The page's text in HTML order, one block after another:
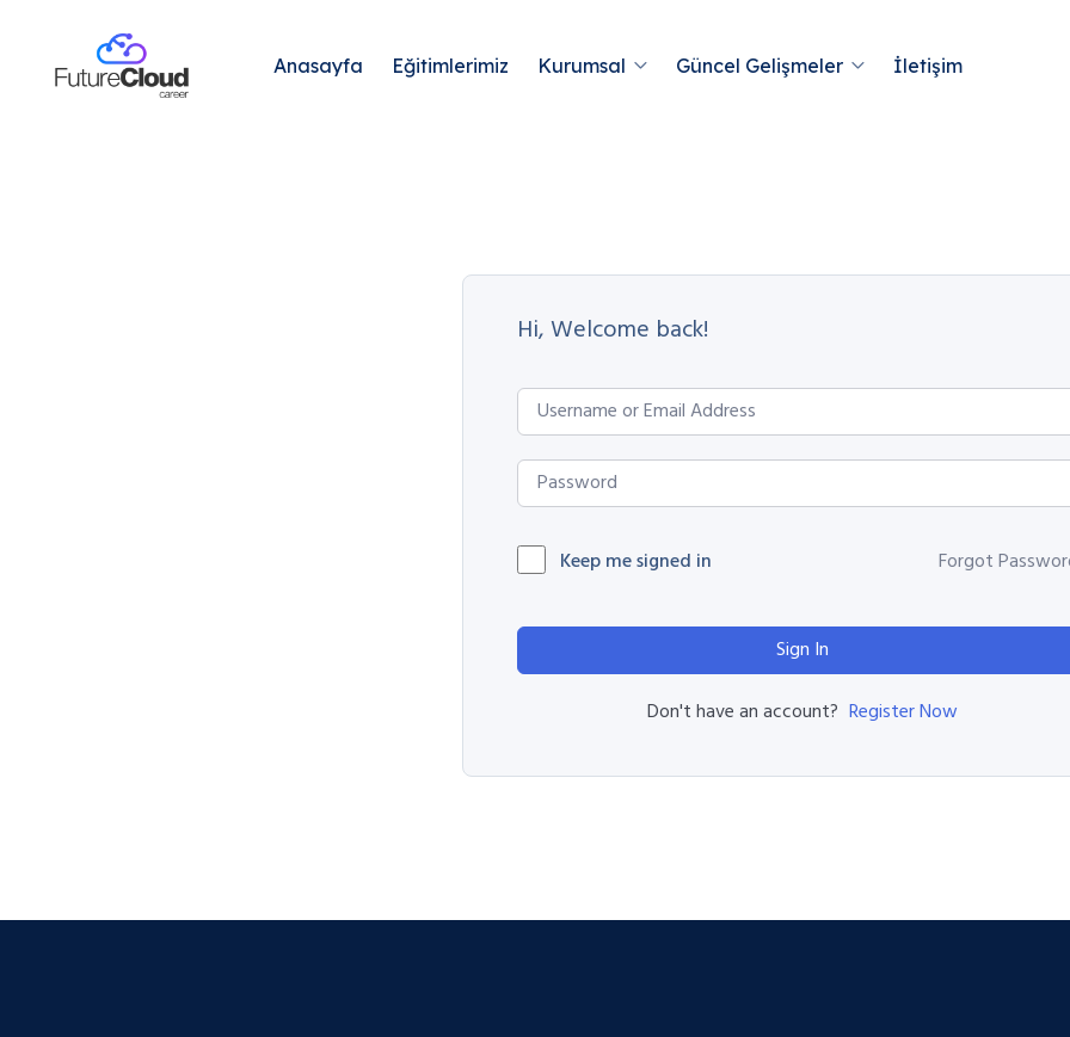
Anasayfa Eğitimlerimiz Kurumsal Güncel Gelişmeler İletişim
Hi, Welcome back!
Keep me signed in Forgot
Sign In
Don't have an account? Register Now